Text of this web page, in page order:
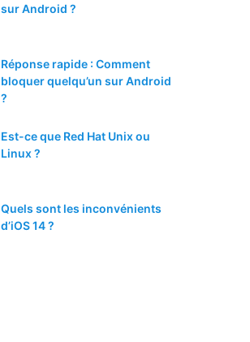
sur Android ?
Réponse rapide : Comment
bloquer quelqu’un sur Android
?
Est-ce que Red Hat Unix ou
Linux ?
Quels sont les inconvénients
d’iOS 14 ?